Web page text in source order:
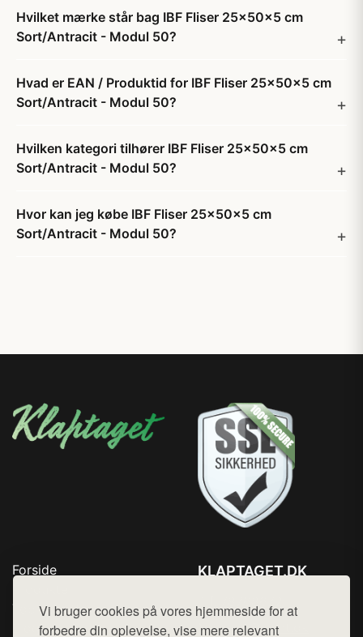
Vi bruger cookies på vores hjemmeside for at
forbedre din oplevelse, vise mere relevant
Hvilket mærke står bag IBF Fliser 25x50x5 cm
Sort/Antracit - Modul 50?
Hvad er EAN / Produktid for IBF Fliser 25x50x5 cm
Sort/Antracit - Modul 50?
Hvilken kategori tilhører IBF Fliser 25x50x5 cm
Sort/Antracit - Modul 50?
Hvor kan jeg købe IBF Fliser 25x50x5 cm
Sort/Antracit - Modul 50?
Forside
Top Rabatter
Blog
KLAPTAGET.DK
Mail: hej@want.dk